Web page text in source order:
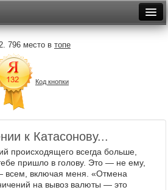
Неделя
Месяц
Рейтинги
Архив
Фототоп
Видеотоп
796 место в топе
Код кнопки
к Катасонову...
происходящего всегда больше,
пришло в голову. Это — не ему,
всем, включая меня. «Отмена
на вывоз валюты — это